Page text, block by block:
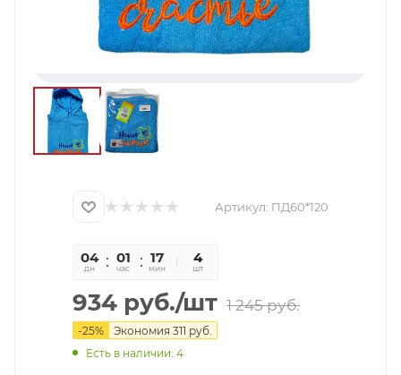
Артикул: ПД60*120
04
дн
01
час
17
мин
48
сек
4
шт
934 руб./шт 1 245руб.
-25% Экономия 311 руб.
Есть в наличии: 4